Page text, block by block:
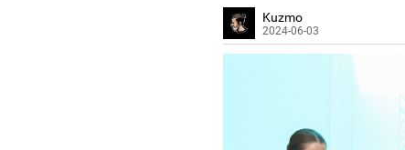
Kuzmo
2024-06-03